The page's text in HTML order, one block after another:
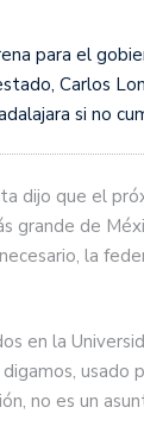
para el
Carlos
si no
dijo que el
grande de
la
en la
usado
no es un